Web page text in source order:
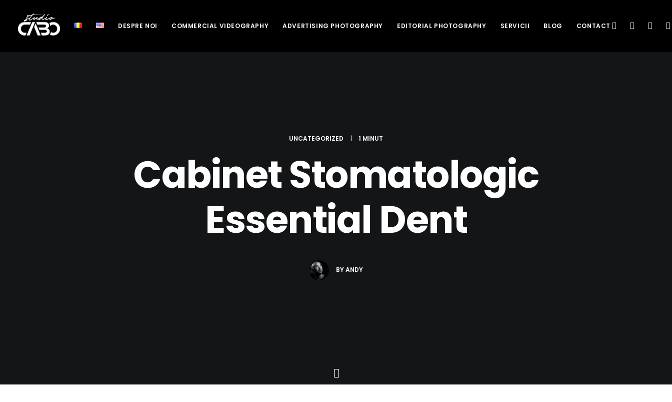
DESPRE NOI COMMERCIAL VIDEOGRAPHY ADVERTISING PHOTOGRAPHY EDITORIAL PHOTOGRAPHY SERVICII BLOG CONTACT
UNCATEGORIZED | 1 MINUT
Cabinet Stomatologic
Essential Dent
BYANDY